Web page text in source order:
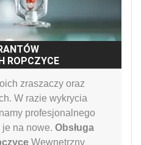
ROPCZYCE
zraszaczy oraz
W razie wykrycia
profesjonalnego
na nowe. Obsługa
Wewnętrzny